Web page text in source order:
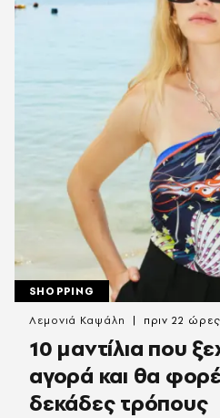
SHOPPING
10 μαντίλια που
αγορά και θα
δεκάδες τρόπους
Λεμονιά Καψάλη πριν 22 ώρες